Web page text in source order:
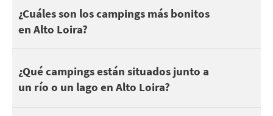
¿Cuáles son los campings más bonitos
en Alto Loira?
Un camping bonito no es siempre una cuestión de
¿Qué campings están situados junto a
un río o un lago en Alto Loira?
En Alto Loira, puedes encontrar 51 campings junto a un lago o